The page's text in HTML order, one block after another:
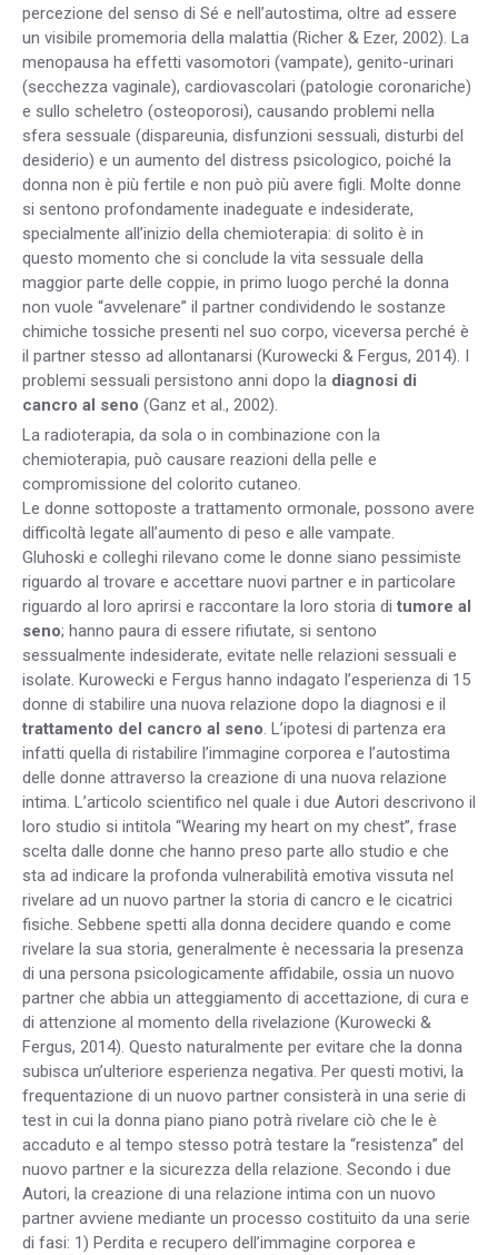
percezione del senso di Sé e nell’autostima, oltre ad essere
un visibile promemoria della malattia (Richer & Ezer, 2002). La
menopausa ha effetti vasomotori (vampate), genito-urinari
(secchezza vaginale), cardiovascolari (patologie coronariche)
e sullo scheletro (osteoporosi), causando problemi nella
sfera sessuale (dispareunia, disfunzioni sessuali, disturbi del
desiderio) e un aumento del distress psicologico, poiché la
donna non è più fertile e non può più avere figli. Molte donne
si sentono profondamente inadeguate e indesiderate,
specialmente all’inizio della chemioterapia: di solito è in
questo momento che si conclude la vita sessuale della
maggior parte delle coppie, in primo luogo perché la donna
non vuole “avvelenare” il partner condividendo le sostanze
chimiche tossiche presenti nel suo corpo, viceversa perché è
il partner stesso ad allontanarsi (Kurowecki & Fergus, 2014). I
problemi sessuali persistono anni dopo la diagnosi di
cancro al seno (Ganz et al., 2002).
La radioterapia, da sola o in combinazione con la
chemioterapia, può causare reazioni della pelle e
compromissione del colorito cutaneo.
Le donne sottoposte a trattamento ormonale, possono avere
difficoltà legate all’aumento di peso e alle vampate.
Gluhoski e colleghi rilevano come le donne siano pessimiste
riguardo al trovare e accettare nuovi partner e in particolare
riguardo al loro aprirsi e raccontare la loro storia di tumore al
seno; hanno paura di essere rifiutate, si sentono
sessualmente indesiderate, evitate nelle relazioni sessuali e
isolate. Kurowecki e Fergus hanno indagato l’esperienza di 15
donne di stabilire una nuova relazione dopo la diagnosi e il
trattamento del cancro al seno. L’ipotesi di partenza era
infatti quella di ristabilire l’immagine corporea e l’autostima
delle donne attraverso la creazione di una nuova relazione
intima. L’articolo scientifico nel quale i due Autori descrivono il
loro studio si intitola “Wearing my heart on my chest”, frase
scelta dalle donne che hanno preso parte allo studio e che
sta ad indicare la profonda vulnerabilità emotiva vissuta nel
rivelare ad un nuovo partner la storia di cancro e le cicatrici
fisiche. Sebbene spetti alla donna decidere quando e come
rivelare la sua storia, generalmente è necessaria la presenza
di una persona psicologicamente affidabile, ossia un nuovo
partner che abbia un atteggiamento di accettazione, di cura e
di attenzione al momento della rivelazione (Kurowecki &
Fergus, 2014). Questo naturalmente per evitare che la donna
subisca un’ulteriore esperienza negativa. Per questi motivi, la
frequentazione di un nuovo partner consisterà in una serie di
test in cui la donna piano piano potrà rivelare ciò che le è
accaduto e al tempo stesso potrà testare la “resistenza” del
nuovo partner e la sicurezza della relazione. Secondo i due
Autori, la creazione di una relazione intima con un nuovo
partner avviene mediante un processo costituito da una serie
di fasi: 1) Perdita e recupero dell’immagine corporea e